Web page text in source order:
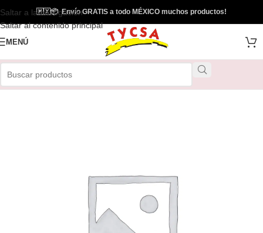
Saltar a la navegación
Saltar al contenido principal
🇲🇽📦Envío GRATIS a todo MÉXICO muchos productos!
MENÚ